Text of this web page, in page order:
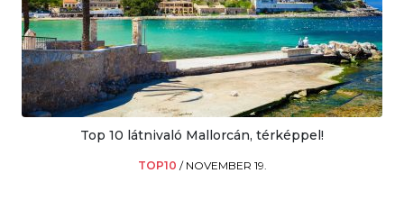
Top 10 látnivaló Mallorcán, térképpel!
TOP10 / NOVEMBER 19.